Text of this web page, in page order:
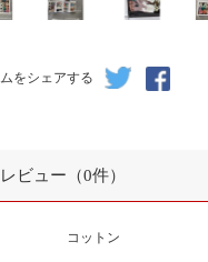
をシェアする
レビュー（0件）
コットン